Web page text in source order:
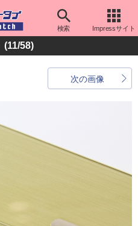
検索 Impressサイト
(11/58)
次の画像